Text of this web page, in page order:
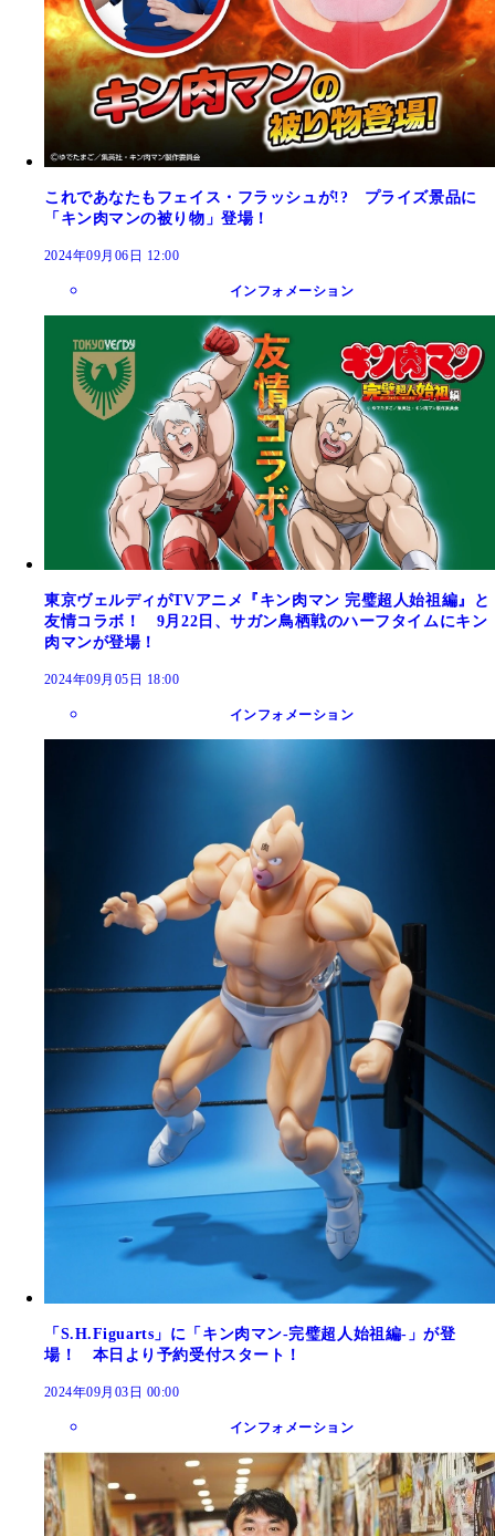
これであなたもフェイス・フラッシュが!? プライズ景品に
「キン肉マンの被り物」登場！
2024年09月06日 12:00
インフォメーション
東京ヴェルディがTVアニメ『キン肉マン 完璧超人始祖編』と
友情コラボ！ 9月22日、サガン鳥栖戦のハーフタイムにキン
肉マンが登場！
2024年09月05日 18:00
インフォメーション
「S.H.Figuarts」に「キン肉マン-完璧超人始祖編-」が登
場！ 本日より予約受付スタート！
2024年09月03日 00:00
インフォメーション